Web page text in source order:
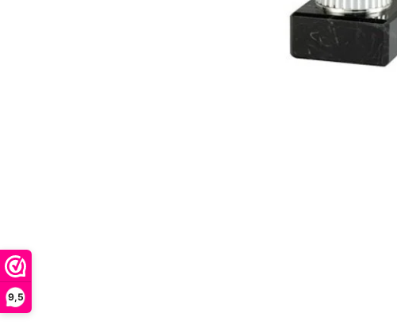
9,5